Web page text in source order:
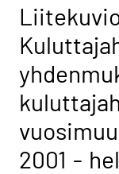
2001 -